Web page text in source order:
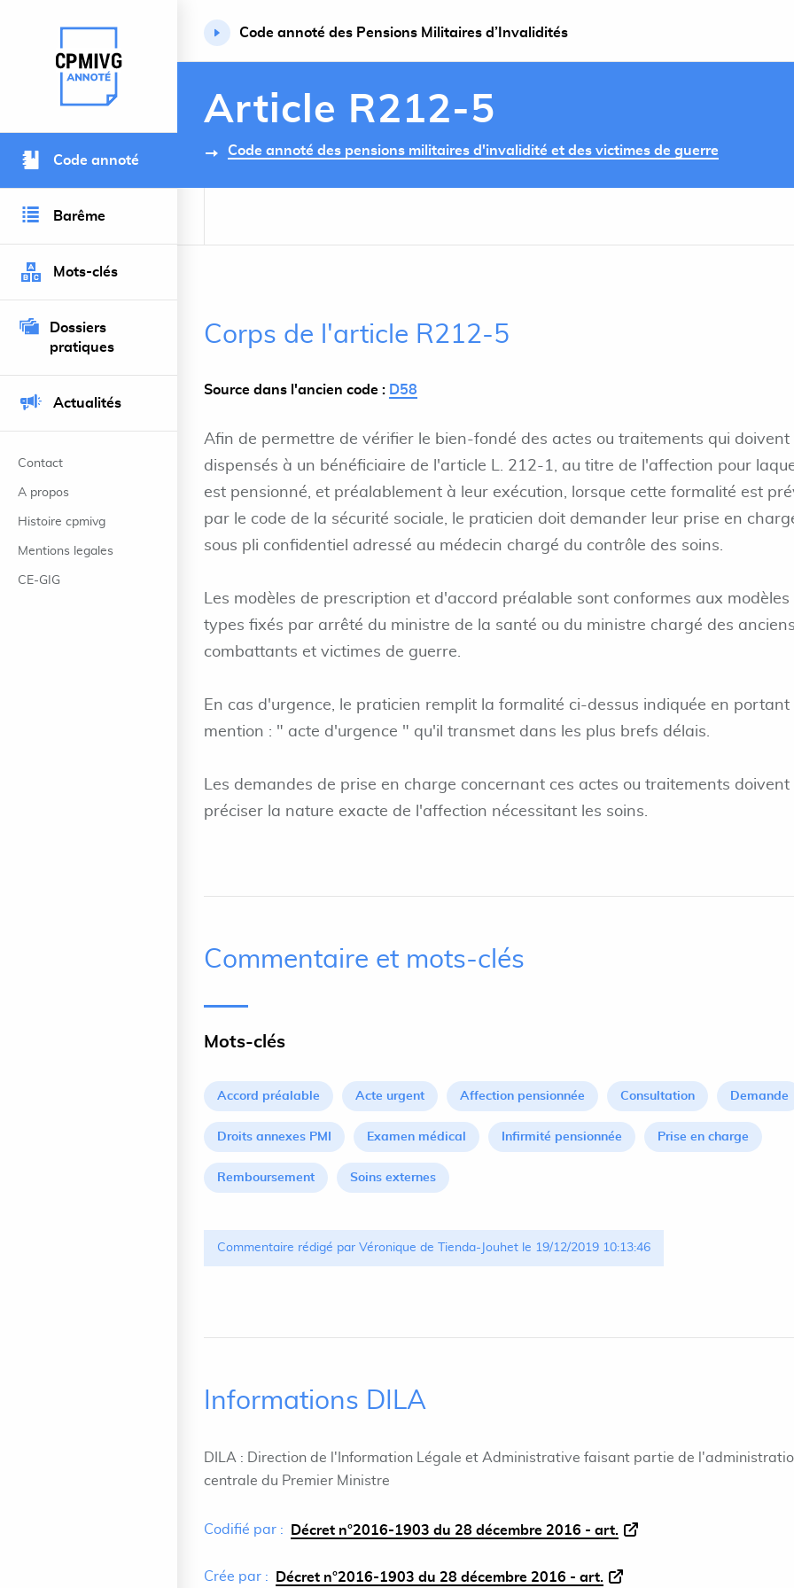
Retour à l’accueil du site
Code annoté
Barême
Mots-clés
Dossiers
pratiques
Actualités
Contact
A propos
Histoire cpmivg
Mentions legales
CE-GIG
Code annoté des Pensions Militaires d’Invalidités
Article R212-5
Code annoté des pensions militaires d'invalidité et des victimes de guerre
Corps de l'article R212-5
Source dans l'ancien code : D58
Afin de permettre de vérifier le bien-fondé des actes ou traitements qui doivent
dispensés à un bénéficiaire de l'article L. 212-1, au titre de l'affection pour
est pensionné, et préalablement à leur exécution, lorsque cette formalité est
par le code de la sécurité sociale, le praticien doit demander leur prise en
sous pli confidentiel adressé au médecin chargé du contrôle des soins.
Les modèles de prescription et d'accord préalable sont conformes aux modèles
types fixés par arrêté du ministre de la santé ou du ministre chargé des
combattants et victimes de guerre.
En cas d'urgence, le praticien remplit la formalité ci-dessus indiquée en portant
mention : " acte d'urgence " qu'il transmet dans les plus brefs délais.
Les demandes de prise en charge concernant ces actes ou traitements doivent
préciser la nature exacte de l'affection nécessitant les soins.
Commentaire et mots-clés
Mots-clés
Accord préalable Acte urgent Affection pensionnée Consultation Demande
Droits annexes PMI Examen médical Infirmité pensionnée Prise en charge
Remboursement Soins externes
Commentaire rédigé par Véronique de Tienda-Jouhet le 19/12/2019 10:13:46
Informations DILA
DILA : Direction de l'Information Légale et Administrative faisant partie de
centrale du Premier Ministre
Codifié par : Décret n°2016-1903 du 28 décembre 2016 - art.
Crée par : Décret n°2016-1903 du 28 décembre 2016 - art.